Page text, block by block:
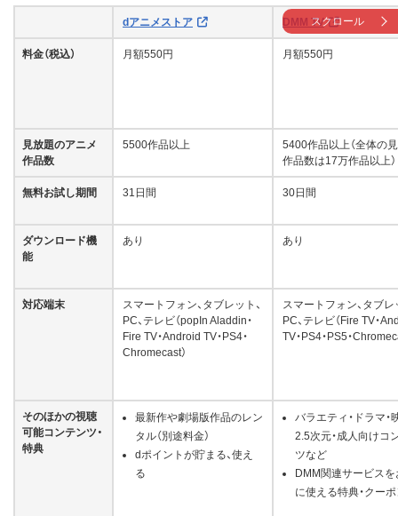
dアニメストア DMM TV
料金（税込） 月額550円 月額550円
見放題のアニメ
作品数
5500作品以上
5400作品以上（全体の
作品数は17万作品以上）
無料お試し期間 31日間 30日間
ダウンロード機
能
あり あり
対応端末
スマートフォン、タブレット、
PC、テレビ（popIn Aladdin・
Fire TV・Android TV・PS4・
Chromecast）
スマートフォン、タブレ
PC、テレビ（Fire TV・
TV・PS4・PS5・
そのほかの視聴
可能コンテンツ・
特典
最新作や劇場版作品のレン
タル（別途料金）
dポイントが貯まる、使え
る
バラエティ・ドラマ・
2.5次元・成人向けコ
ツなど
DMM関連サービスを
に使える特典・クー
スクロール